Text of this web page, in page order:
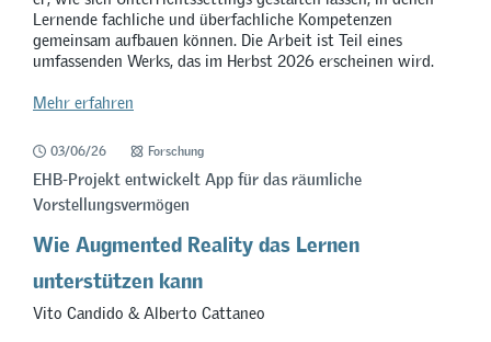
Lernende fachliche und überfachliche Kompetenzen
gemeinsam aufbauen können. Die Arbeit ist Teil eines
umfassenden Werks, das im Herbst 2026 erscheinen wird.
Mehr erfahren
03/06/26 Forschung
EHB-Projekt entwickelt App für das räumliche
Vorstellungsvermögen
Wie Augmented Reality das Lernen
unterstützen kann
Vito Candido & Alberto Cattaneo